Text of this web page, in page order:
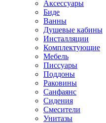
Аксессуары
Биде
Ванны
Душевые кабины
Инсталляции
Комплектующие
Мебель
Писсуары
Поддоны
Раковины
Санфаянс
Сидения
Смесители
Унитазы